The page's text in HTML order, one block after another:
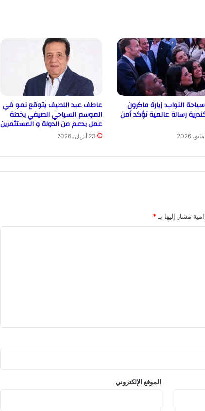
النواب: زيارة ماكرون
رسالة عالمية تؤكد أمن
عاطف عبد اللطيف يتوقع نمو في
الموسم السياحي الصيفي بخطة
عمل بدعم من الدولة و المستثمرين
23 أبريل، 2026
مشار إليها بـ *
الموقع الإلكتروني